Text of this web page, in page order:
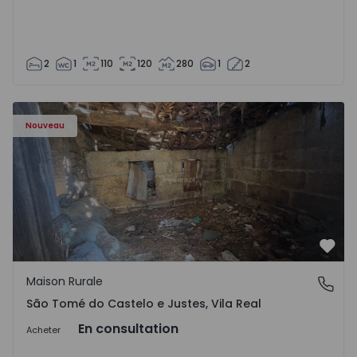
2 1 110 120 280 1 2
Nouveau
Maison Vila Real, São Tomé do Castelo e Justes -
São Tomé do Castelo e Justes, Vila Real
Maison Rurale
São Tomé do Castelo e Justes, Vila Real
Acheter En consultation